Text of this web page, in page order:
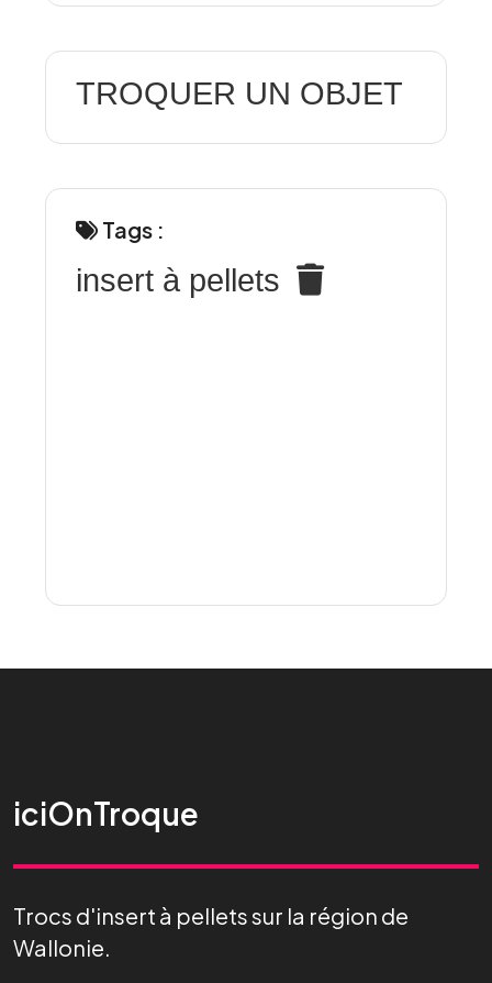
TROQUER UN OBJET
Tags :
insert à pellets
iciOnTroque
Trocs d'insert à pellets sur la région de
Wallonie.